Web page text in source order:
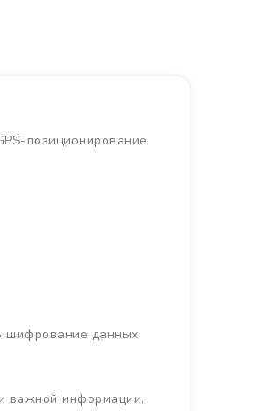
позиционирование
шифрование данных
важной информации.